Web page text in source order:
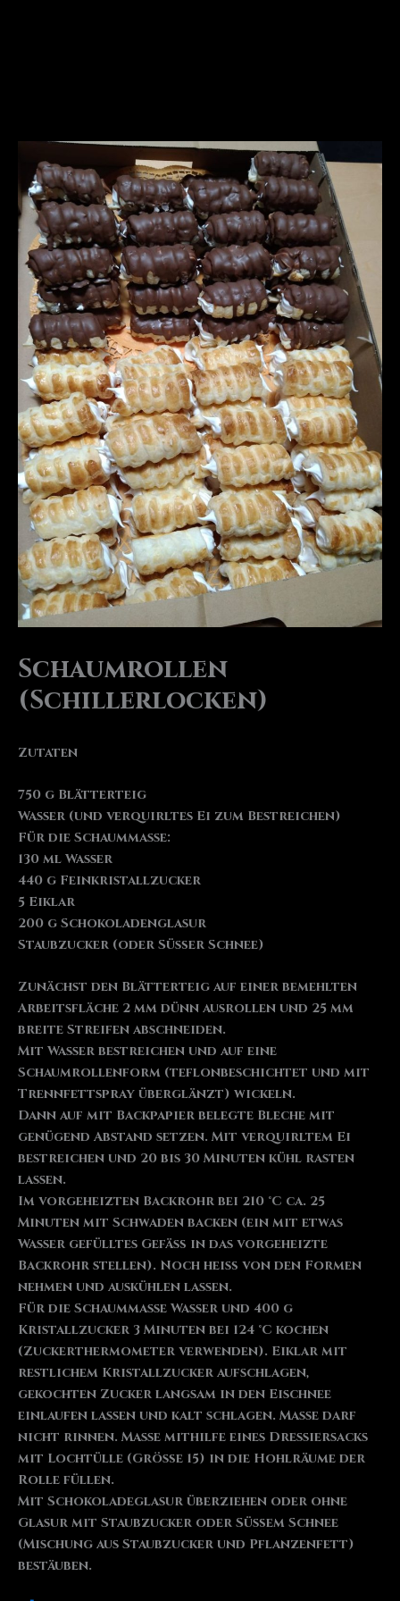
Schaumrollen
(Schillerlocken)
Zutaten
750 g Blätterteig
Wasser (und verquirltes Ei zum Bestreichen)
Für die Schaummasse:
130 ml Wasser
440 g Feinkristallzucker
5 Eiklar
200 g Schokoladenglasur
Staubzucker (oder Süßer Schnee)
Zunächst den Blätterteig auf einer bemehlten
Arbeitsfläche 2 mm dünn ausrollen und 25 mm
breite Streifen abschneiden.
Mit Wasser bestreichen und auf eine
Schaumrollenform (teflonbeschichtet und mit
Trennfettspray überglänzt) wickeln.
Dann auf mit Backpapier belegte Bleche mit
genügend Abstand setzen. Mit verquirltem Ei
bestreichen und 20 bis 30 Minuten kühl rasten
lassen.
Im vorgeheizten Backrohr bei 210 °C ca. 25
Minuten mit Schwaden backen (ein mit etwas
Wasser gefülltes Gefäß in das vorgeheizte
Backrohr stellen). Noch heiß von den Formen
nehmen und auskühlen lassen.
Für die Schaummasse Wasser und 400 g
Kristallzucker 3 Minuten bei 124 °C kochen
(Zuckerthermometer verwenden). Eiklar mit
restlichem Kristallzucker aufschlagen,
gekochten Zucker langsam in den Eischnee
einlaufen lassen und kalt schlagen. Masse darf
nicht rinnen. Masse mithilfe eines Dressiersacks
mit Lochtülle (Größe 15) in die Hohlräume der
Rolle füllen.
Mit Schokoladeglasur überziehen oder ohne
Glasur mit Staubzucker oder Süßem Schnee
(Mischung aus Staubzucker und Pflanzenfett)
bestäuben.